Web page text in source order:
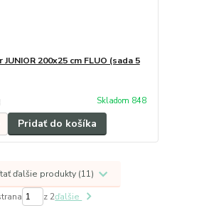
200x25 cm FLUO (sada 5
Skladom 848
Pridať do košíka
ďalšie produkty (11)
z 2ďalšie